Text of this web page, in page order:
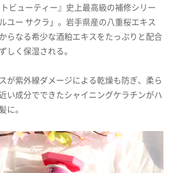
ビューティー』史上最高級の補修シリー
ユー サクラ」。岩手県産の八重桜エキス
らなる希少な酒粕エキスをたっぷりと配合
しく保湿される。
が紫外線ダメージによる乾燥も防ぎ、柔ら
い成分でできたシャイニングケラチンがハ
に。